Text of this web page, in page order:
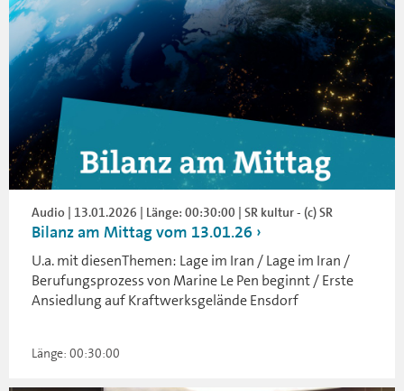
Audio | 13.01.2026 | Länge: 00:30:00 | SR kultur - (c) SR
Bilanz am Mittag vom 13.01.26
U.a. mit diesenThemen: Lage im Iran / Lage im Iran /
Berufungsprozess von Marine Le Pen beginnt / Erste
Ansiedlung auf Kraftwerksgelände Ensdorf
Länge: 00:30:00